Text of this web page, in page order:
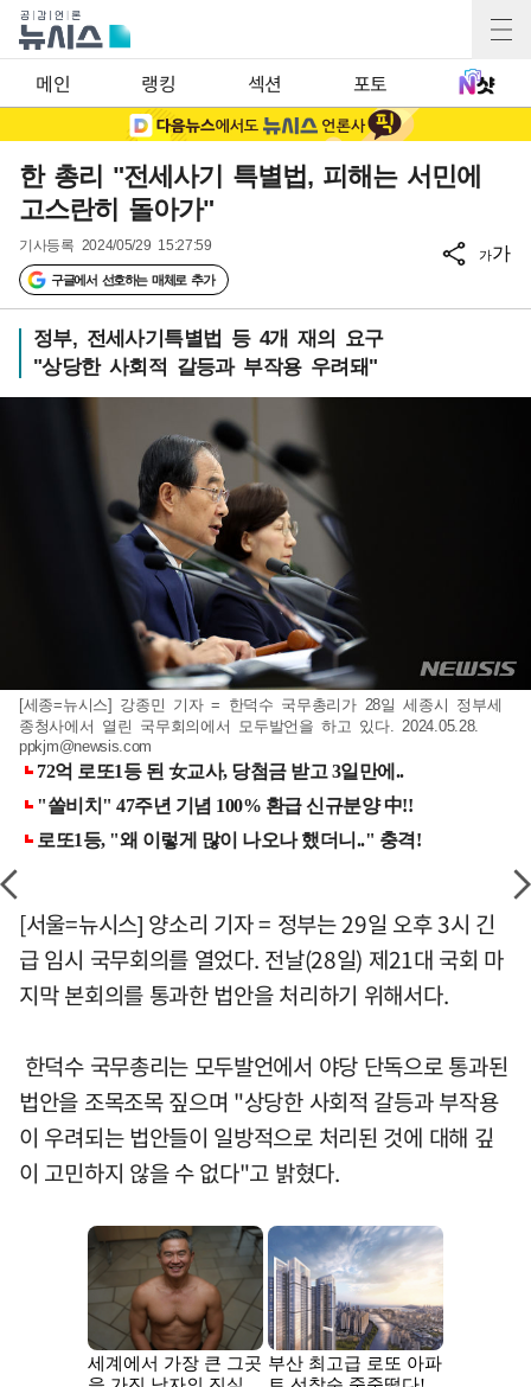
메인 랭킹 섹션 포토
한 총리 "전세사기 특별법, 피해는 서민에
고스란히 돌아가"
기사등록 2024/05/29 15:27:59
구글에서 선호하는 매체로 추가
가가
정부, 전세사기특별법 등 4개 재의 요구
"상당한 사회적 갈등과 부작용 우려돼"
[세종=뉴시스] 강종민 기자 = 한덕수 국무총리가 28일 세종시 정부세
종청사에서 열린 국무회의에서 모두발언을 하고 있다. 2024.05.28.
ppkjm@newsis.com
[서울=뉴시스] 양소리 기자 = 정부는 29일 오후 3시 긴
급 임시 국무회의를 열었다. 전날(28일) 제21대 국회 마
지막 본회의를 통과한 법안을 처리하기 위해서다.
한덕수 국무총리는 모두발언에서 야당 단독으로 통과된
법안을 조목조목 짚으며 "상당한 사회적 갈등과 부작용
이 우려되는 법안들이 일방적으로 처리된 것에 대해 깊
이 고민하지 않을 수 없다"고 밝혔다.